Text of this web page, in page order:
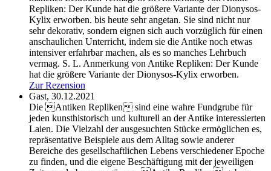
Repliken: Der Kunde hat die größere Variante der Dionysos-
Kylix erworben. bis heute sehr angetan. Sie sind nicht nur
sehr dekorativ, sondern eignen sich auch vorzüglich für einen
anschaulichen Unterricht, indem sie die Antike noch etwas
intensiver erfahrbar machen, als es so manches Lehrbuch
vermag. S. L. Anmerkung von Antike Repliken: Der Kunde
hat die größere Variante der Dionysos-Kylix erworben.
Zur Rezension
Gast, 30.12.2021
Die Antiken Repliken sind eine wahre Fundgrube für
jeden kunsthistorisch und kulturell an der Antike interessierten
Laien. Die Vielzahl der ausgesuchten Stücke ermöglichen es,
repräsentative Beispiele aus dem Alltag sowie anderer
Bereiche des gesellschaftlichen Lebens verschiedener Epoche
zu finden, und die eigene Beschäftigung mit der jeweiligen